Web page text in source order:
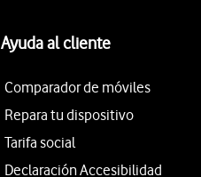
Ayuda al cliente
Comparador de móviles
Repara tu dispositivo
Tarifa social
Declaración Accesibilidad